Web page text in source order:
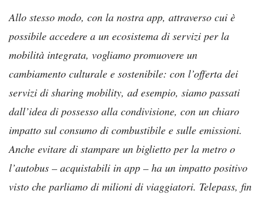
Allo stesso modo, con la nostra app, attraverso cui è
possibile accedere a un ecosistema di servizi per la
mobilità integrata, vogliamo promuovere un
cambiamento culturale e sostenibile: con l’offerta dei
servizi di sharing mobility, ad esempio, siamo passati
dall’idea di possesso alla condivisione, con un chiaro
impatto sul consumo di combustibile e sulle emissioni.
Anche evitare di stampare un biglietto per la metro o
l’autobus – acquistabili in app – ha un impatto positivo
visto che parliamo di milioni di viaggiatori. Telepass, fin